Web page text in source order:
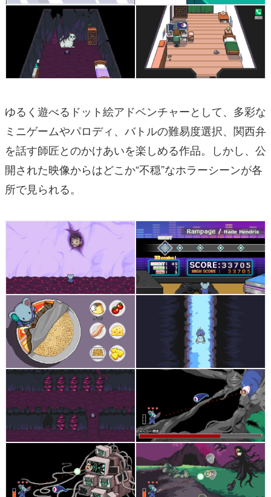
ゆるく遊べるドット絵アドベンチャーとして、多彩な
ミニゲームやパロディ、バトルの難易度選択、関西弁
を話す師匠とのかけあいを楽しめる作品。しかし、公
開された映像からはどこか“不穏”なホラーシーンが各
所で見られる。